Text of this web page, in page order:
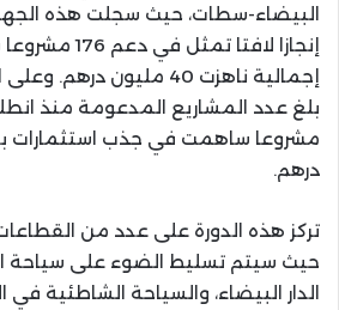
البيضاء-سطات، حيث سجلت هذه
إنجازا لافتا
إجمالية ناهزت 40 مليون
درهم.
تركز هذه الدورة على عدد من القطاعات
حيث سيتم تسليط الضوء على سياحة
الدار البيضاء، والسياحة الشاطئية